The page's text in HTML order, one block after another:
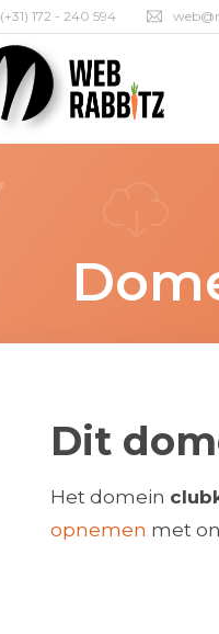
(+31) 172 - 240 594
Dit
Het domein
opnemen met